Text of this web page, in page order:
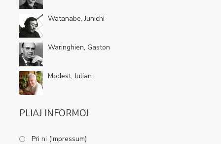
Watanabe, Junichi
Waringhien, Gaston
Modest, Julian
PLIAJ INFORMOJ
Pri ni (Impressum)